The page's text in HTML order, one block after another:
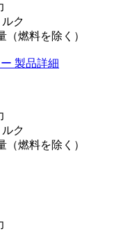
ク
（燃料を除く）
製品詳細
ク
（燃料を除く）